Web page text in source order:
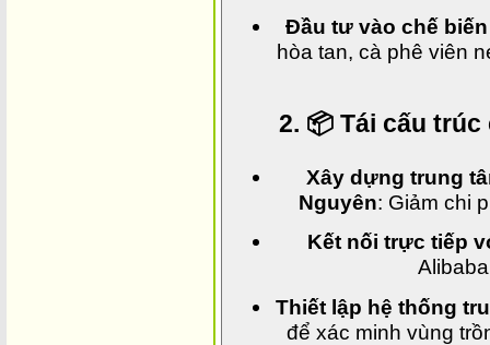
Đầu tư vào chế
hòa tan, cà phê viên
2. 📦 Tái cấu
Xây dựng trung
Nguyên: Giảm chi
Kết nối trực tiếp
Thiết lập hệ thống
để xác minh vùng